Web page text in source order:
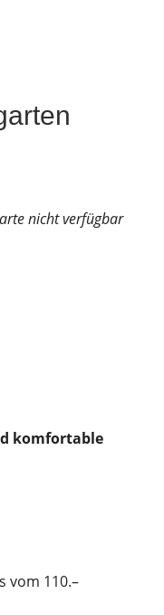
nicht verfügbar
kom­for­ta­ble
vom 110.–